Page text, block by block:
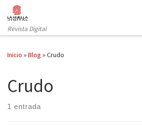
Saltar al contenido
Revista Digital
Inicio »Blog »Crudo
Crudo
1 entrada